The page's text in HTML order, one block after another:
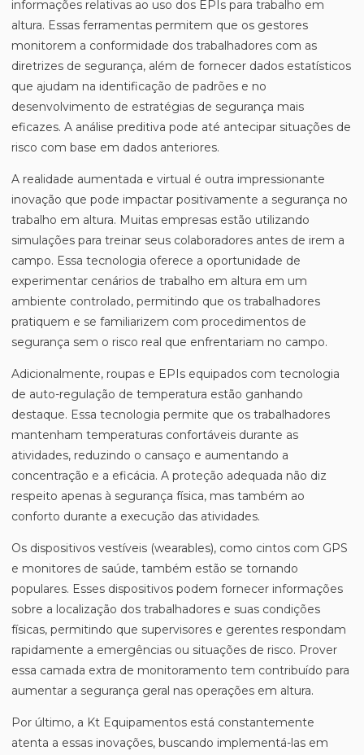
informações relativas ao uso dos EPIs para trabalho em
altura. Essas ferramentas permitem que os gestores
monitorem a conformidade dos trabalhadores com as
diretrizes de segurança, além de fornecer dados estatísticos
que ajudam na identificação de padrões e no
desenvolvimento de estratégias de segurança mais
eficazes. A análise preditiva pode até antecipar situações de
risco com base em dados anteriores.
A realidade aumentada e virtual é outra impressionante
inovação que pode impactar positivamente a segurança no
trabalho em altura. Muitas empresas estão utilizando
simulações para treinar seus colaboradores antes de irem a
campo. Essa tecnologia oferece a oportunidade de
experimentar cenários de trabalho em altura em um
ambiente controlado, permitindo que os trabalhadores
pratiquem e se familiarizem com procedimentos de
segurança sem o risco real que enfrentariam no campo.
Adicionalmente, roupas e EPIs equipados com tecnologia
de auto-regulação de temperatura estão ganhando
destaque. Essa tecnologia permite que os trabalhadores
mantenham temperaturas confortáveis durante as
atividades, reduzindo o cansaço e aumentando a
concentração e a eficácia. A proteção adequada não diz
respeito apenas à segurança física, mas também ao
conforto durante a execução das atividades.
Os dispositivos vestíveis (wearables), como cintos com GPS
e monitores de saúde, também estão se tornando
populares. Esses dispositivos podem fornecer informações
sobre a localização dos trabalhadores e suas condições
físicas, permitindo que supervisores e gerentes respondam
rapidamente a emergências ou situações de risco. Prover
essa camada extra de monitoramento tem contribuído para
aumentar a segurança geral nas operações em altura.
Por último, a Kt Equipamentos está constantemente
atenta a essas inovações, buscando implementá-las em